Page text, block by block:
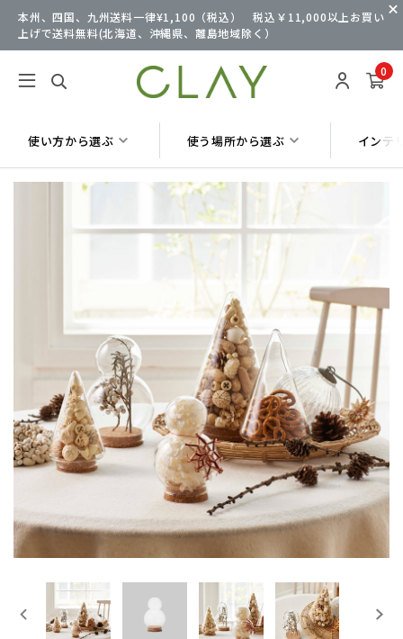
本州、四国、九州送料一律¥1,100（税込） 税込￥11,000以上お買い
上げで送料無料(北海道、沖縄県、離島地域除く）
0
使い方から選ぶ 使う場所から選ぶ インテ